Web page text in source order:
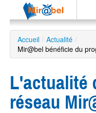
Le réseau
Soutien
Accueil / Actualité /
Mir@bel bénéficie du
L'actualité
réseau